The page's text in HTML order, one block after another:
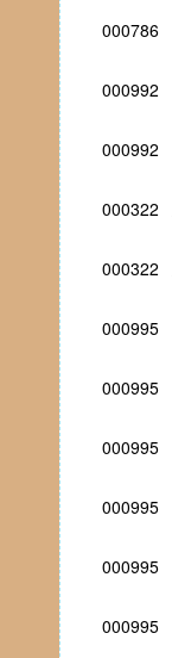
000786
000992
000992
000322
000322
000995
000995
000995
000995
000995
000995